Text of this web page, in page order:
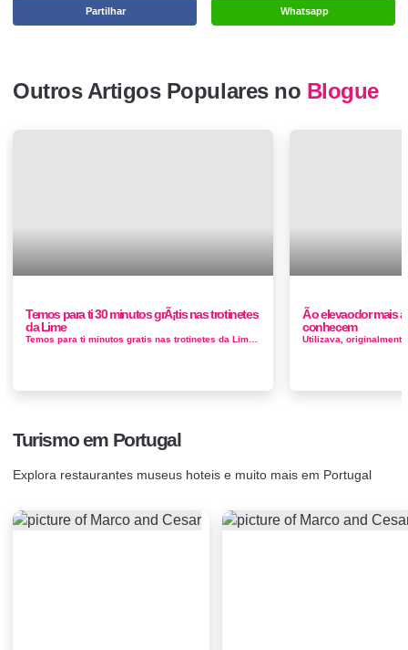
Whatsapp
Partilhar
Outros Artigos Populares no Blogue
Temos para ti 30 minutos grÃ¡tis nas trotinetes
da Lime
Ã o elevaodor mais
conhecem
Turismo em Portugal
Explora restaurantes museus hoteis e muito mais em Portugal